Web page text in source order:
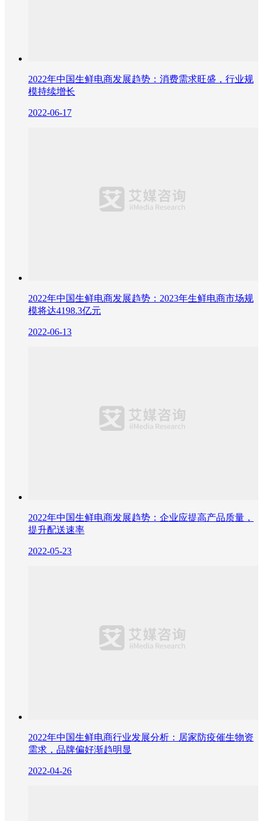
2022年中国生鲜电商发展趋势：消费需求旺盛，行业规
模持续增长
2022-06-17
2022年中国生鲜电商发展趋势：2023年生鲜电商市场规
模将达4198.3亿元
2022-06-13
2022年中国生鲜电商发展趋势：企业应提高产品质量，
提升配送速率
2022-05-23
2022年中国生鲜电商行业发展分析：居家防疫催生物资
需求，品牌偏好渐趋明显
2022-04-26